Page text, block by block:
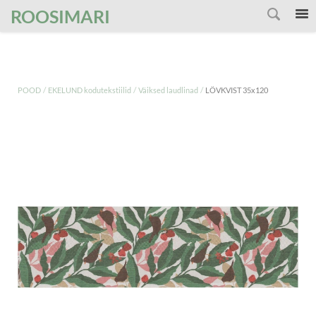
ROOSIMARI
POOD / EKELUND kodutekstiilid / Väiksed laudlinad / LÖVKVIST 35x120